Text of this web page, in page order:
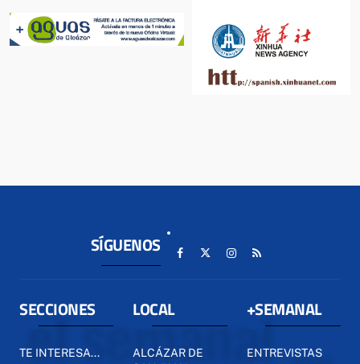
SÍGUENOS
SECCIONES
TE INTERESA...
LOCAL
ALCÁZAR DE
+SEMANAL
ENTREVISTAS